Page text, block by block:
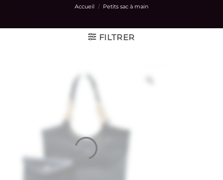
Accueil / Petits sac à main
FILTRER